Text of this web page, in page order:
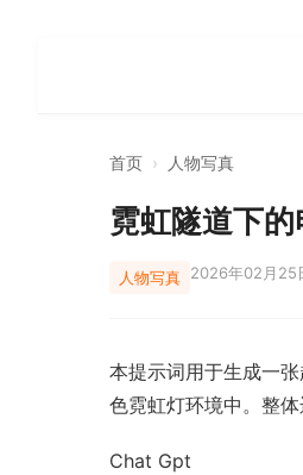
首页 › 人物写真
霓虹隧道下
人物写真 2026年02月25
本提示词用于生成一
色霓虹灯环境中。整
Chat Gpt